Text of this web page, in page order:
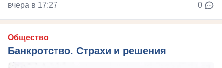
вчера в 17:27 0
Общество
Банкротство. Страхи и решения